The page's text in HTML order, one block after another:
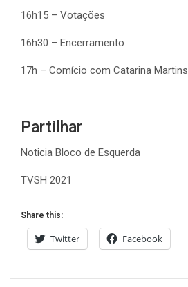
16h15 – Votações
16h30 – Encerramento
17h – Comício com Catarina Martins
Partilhar
Noticia Bloco de Esquerda
TVSH 2021
Share this:
Twitter Facebook